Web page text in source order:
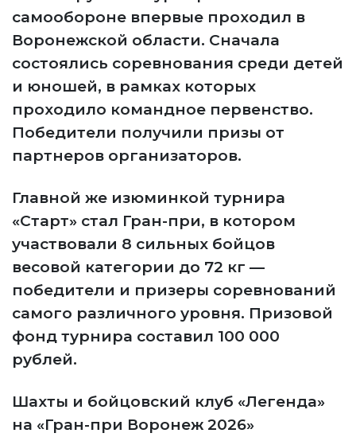
самообороне впервые проходил в
Воронежской области. Сначала
состоялись соревнования среди детей
и юношей, в рамках которых
проходило командное первенство.
Победители получили призы от
партнеров организаторов.
Главной же изюминкой турнира
«Старт» стал Гран-при, в котором
участвовали 8 сильных бойцов
весовой категории до 72 кг —
победители и призеры соревнований
самого различного уровня. Призовой
фонд турнира составил 100 000
рублей.
Шахты и бойцовский клуб «Легенда»
на «Гран-при Воронеж 2026»